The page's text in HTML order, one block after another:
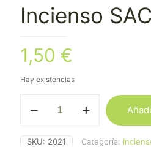
Incienso
1,50 €
Hay existencias
SAC
cantidad
SKU: 2021 Categoría: